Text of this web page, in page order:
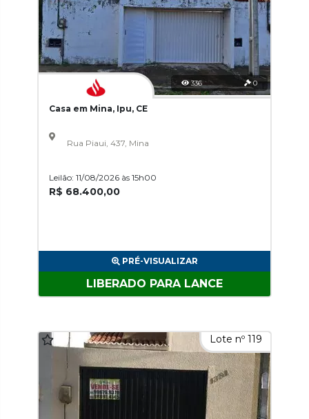
336 0
Casa em Mina, Ipu, CE
Rua Piaui, 437, Mina
Leilão: 11/08/2026 às 15h00
R$ 68.400,00
PRÉ-VISUALIZAR
LIBERADO PARA LANCE
Lote nº 119